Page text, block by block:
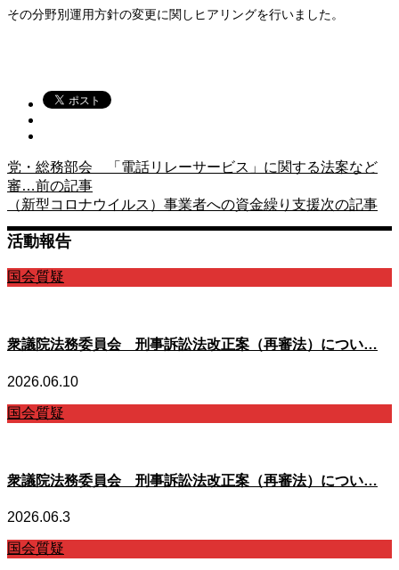
その分野別運用方針の変更に関しヒアリングを行いました。
党・総務部会 「電話リレーサービス」に関する法案など
審…前の記事
（新型コロナウイルス）事業者への資金繰り支援次の記事
活動報告
国会質疑
衆議院法務委員会 刑事訴訟法改正案（再審法）につい…
2026.06.10
国会質疑
衆議院法務委員会 刑事訴訟法改正案（再審法）につい…
2026.06.3
国会質疑